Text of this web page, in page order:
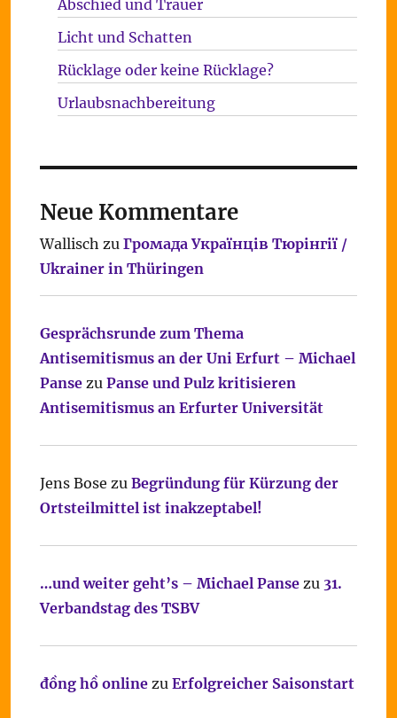
Abschied und Trauer
Licht und Schatten
Rücklage oder keine Rücklage?
Urlaubsnachbereitung
Neue Kommentare
Wallisch zu Громада Українців Тюрінгії /
Ukrainer in Thüringen
Gesprächsrunde zum Thema
Antisemitismus an der Uni Erfurt – Michael
Pansezu Panse und Pulz kritisieren
Antisemitismus an Erfurter Universität
Jens Bose zu Begründung für Kürzung der
Ortsteilmittel ist inakzeptabel!
…und weiter geht’s – Michael Pansezu 31.
Verbandstag des TSBV
đồng hồ onlinezu Erfolgreicher Saisonstart